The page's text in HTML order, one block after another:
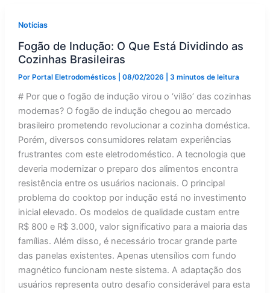
segundos:
conheça
tecnologia
Notícias
Fogão de Indução: O Que Está Dividindo as
Cozinhas Brasileiras
Por Portal Eletrodomésticos 08/02/2026 3 minutos de leitura
# Por que o fogão de indução virou o ‘vilão’ das cozinhas
modernas? O fogão de indução chegou ao mercado
brasileiro prometendo revolucionar a cozinha doméstica.
Porém, diversos consumidores relatam experiências
frustrantes com este eletrodoméstico. A tecnologia que
deveria modernizar o preparo dos alimentos encontra
resistência entre os usuários nacionais. O principal
problema do cooktop por indução está no investimento
inicial elevado. Os modelos de qualidade custam entre
R$ 800 e R$ 3.000, valor significativo para a maioria das
famílias. Além disso, é necessário trocar grande parte
das panelas existentes. Apenas utensílios com fundo
magnético funcionam neste sistema. A adaptação dos
usuários representa outro desafio considerável para esta